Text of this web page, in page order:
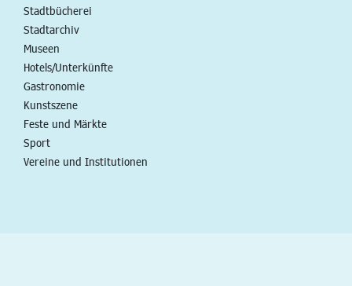
Stadtbücherei
Stadtarchiv
Museen
Hotels/Unterkünfte
Gastronomie
Kunstszene
Feste und Märkte
Sport
Vereine und Institutionen